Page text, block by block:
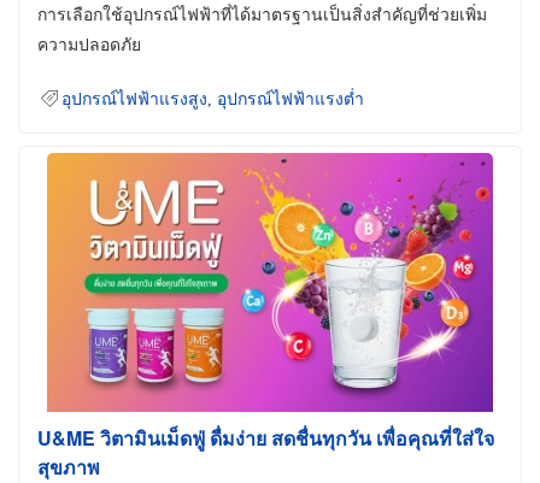
การเลือกใช้อุปกรณ์ไฟฟ้าที่ได้มาตรฐานเป็นสิ่งสำคัญที่ช่วยเพิ่ม
ความปลอดภัย
อุปกรณ์ไฟฟ้าแรงสูง อุปกรณ์ไฟฟ้าแรงต่ำ
U&ME วิตามินเม็ดฟู่ ดื่มง่าย สดชื่นทุกวัน เพื่อคุณที่ใส่ใจ
สุขภาพ